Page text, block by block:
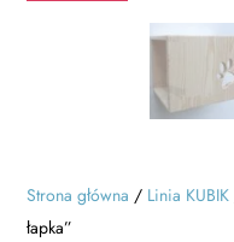
Strona główna / Linia KUBIK
łapka”